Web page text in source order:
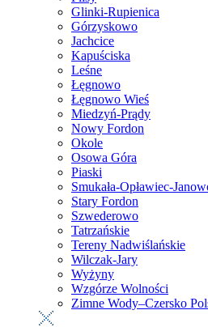
Glinki-Rupienica
Górzyskowo
Jachcice
Kapuściska
Leśne
Łęgnowo
Łęgnowo Wieś
Miedzyń-Prądy
Nowy Fordon
Okole
Osowa Góra
Piaski
Smukała-Opławiec-
Stary Fordon
Szwederowo
Tatrzańskie
Tereny Nadwiślańskie
Wilczak-Jary
Wyżyny
Wzgórze Wolności
Zimne Wody–Czersko